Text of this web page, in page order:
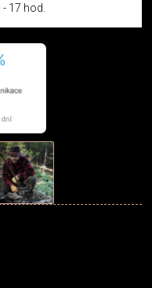
- 17 hod.